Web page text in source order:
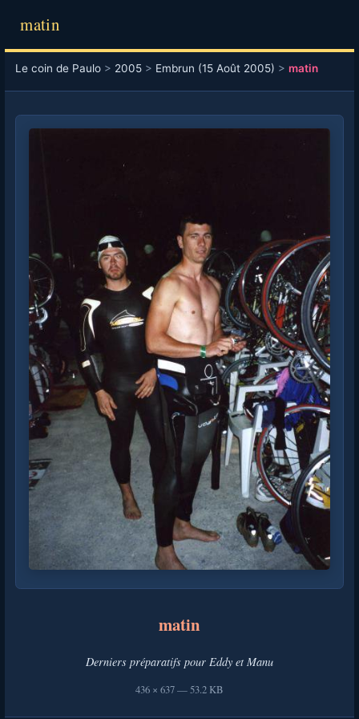
matin
Le coin de Paulo> 2005> Embrun (15 Août 2005) > matin
matin
Derniers préparatifs pour Eddy et Manu
436 × 637 — 53.2 KB